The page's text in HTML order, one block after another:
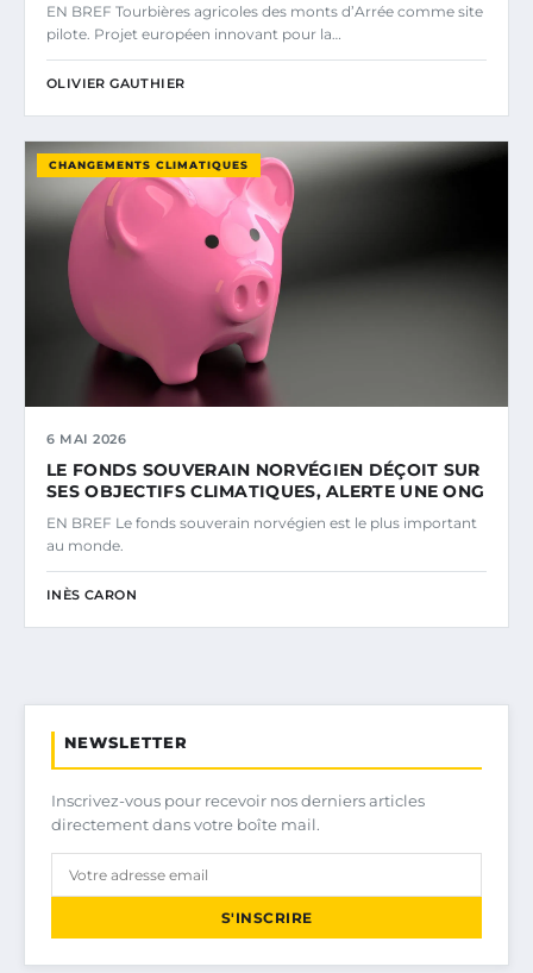
EN BREF Tourbières agricoles des monts d’Arrée comme site
pilote. Projet européen innovant pour la…
OLIVIER GAUTHIER
CHANGEMENTS CLIMATIQUES
6 MAI 2026
LE FONDS SOUVERAIN NORVÉGIEN DÉÇOIT SUR
SES OBJECTIFS CLIMATIQUES, ALERTE UNE ONG
EN BREF Le fonds souverain norvégien est le plus important
au monde.
INÈS CARON
NEWSLETTER
Inscrivez-vous pour recevoir nos derniers articles
directement dans votre boîte mail.
S'INSCRIRE